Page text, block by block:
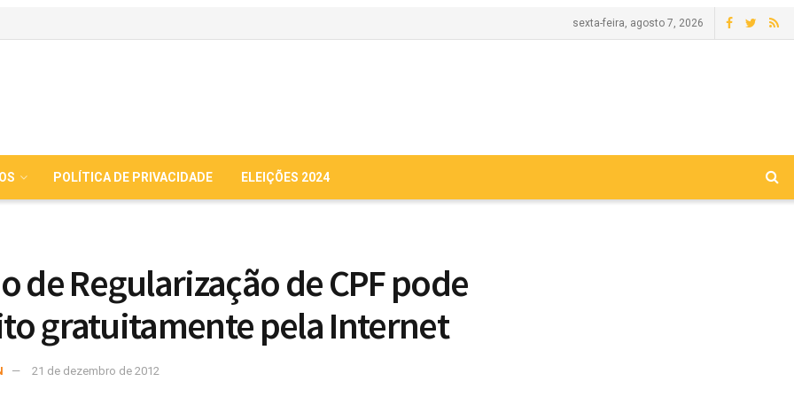
sexta-feira, agosto 7, 2026
POLÍTICA DE PRIVACIDADE ELEIÇÕES 2024
de Regularização de CPF pode
gratuitamente pela Internet
21 de dezembro de 2012